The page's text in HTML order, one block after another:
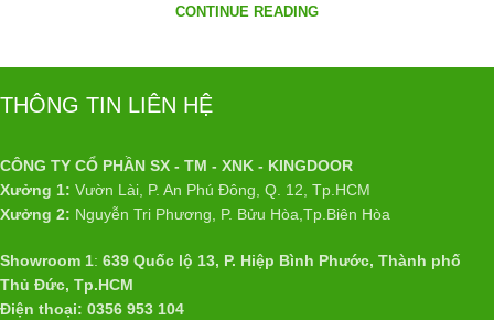
CONTINUE READING
THÔNG TIN LIÊN HỆ
CÔNG TY CỔ PHẦN SX - TM - XNK - KINGDOOR
Xưởng 1: Vườn Lài, P. An Phú Đông, Q. 12, Tp.HCM
Xưởng 2: Nguyễn Tri Phương, P. Bửu Hòa,Tp.Biên Hòa
Showroom 1: 639 Quốc lộ 13, P. Hiệp Bình Phước, Thành phố
Thủ Đức, Tp.HCM
Điện thoại: 0356 953 104